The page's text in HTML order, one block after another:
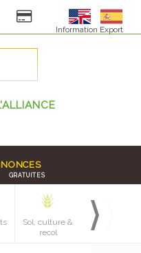
Information Export
GRATUITES
Sol, culture &
recol
Mecanique